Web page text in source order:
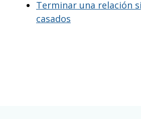
Terminar una relación
casados